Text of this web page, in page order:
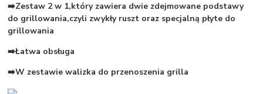
➡️Zestaw 2 w 1,który zawiera dwie zdejmowane podstawy
do grillowania,czyli zwykły ruszt oraz specjalną płyte do
grillowania
➡️Łatwa obsługa
➡️W zestawie walizka do przenoszenia grilla